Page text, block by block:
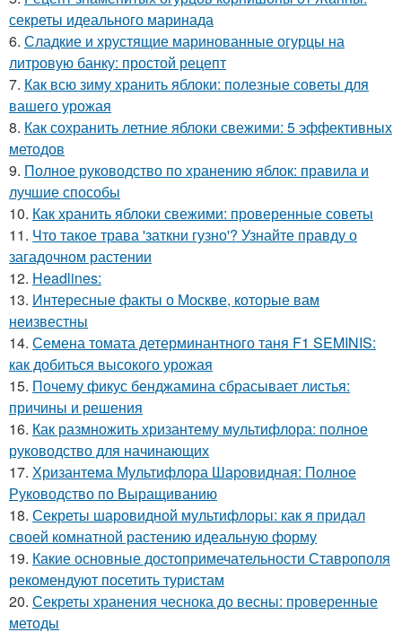
секреты идеального маринада
6. Сладкие и хрустящие маринованные огурцы на
литровую банку: простой рецепт
7. Как всю зиму хранить яблоки: полезные советы для
вашего урожая
8. Как сохранить летние яблоки свежими: 5 эффективных
методов
9. Полное руководство по хранению яблок: правила и
лучшие способы
10. Как хранить яблоки свежими: проверенные советы
11. Что такое трава 'заткни гузно'? Узнайте правду о
загадочном растении
12. Headlines:
13. Интересные факты о Москве, которые вам
неизвестны
14. Семена томата детерминантного таня F1 SEMINIS:
как добиться высокого урожая
15. Почему фикус бенджамина сбрасывает листья:
причины и решения
16. Как размножить хризантему мультифлора: полное
руководство для начинающих
17. Хризантема Мультифлора Шаровидная: Полное
Руководство по Выращиванию
18. Секреты шаровидной мультифлоры: как я придал
своей комнатной растению идеальную форму
19. Какие основные достопримечательности Ставрополя
рекомендуют посетить туристам
20. Секреты хранения чеснока до весны: проверенные
методы